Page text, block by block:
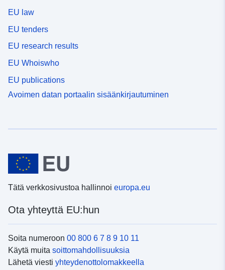
EU law
EU tenders
EU research results
EU Whoiswho
EU publications
Avoimen datan portaalin sisäänkirjautuminen
Tätä verkkosivustoa hallinnoi europa.eu
Ota yhteyttä EU:hun
Soita numeroon 00 800 6 7 8 9 10 11
Käytä muita soittomahdollisuuksia
Lähetä viesti yhteydenottolomakkeella